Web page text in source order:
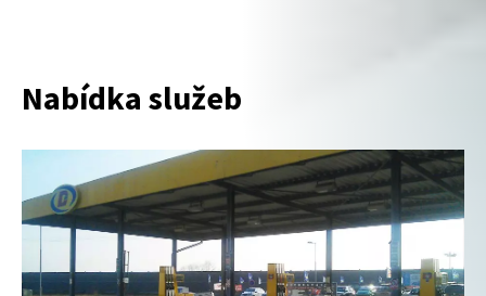
Nabídka služeb